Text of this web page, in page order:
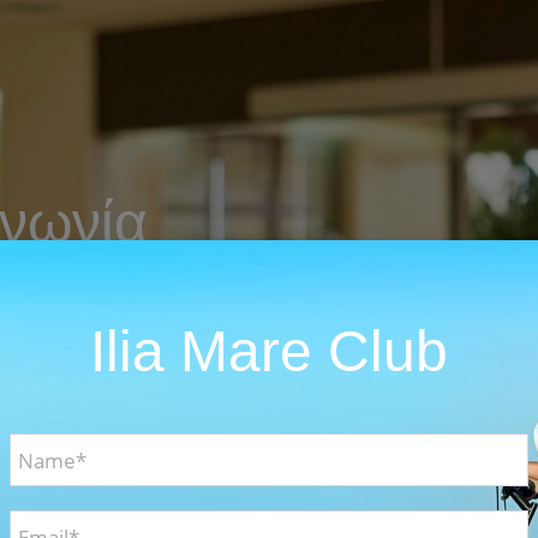
μαζί μας
μας
Ilia Mare Club